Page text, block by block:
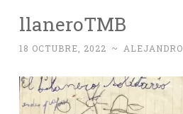
llaneroTMB
18 OCTUBRE, 2022 ~ ALEJANDRO